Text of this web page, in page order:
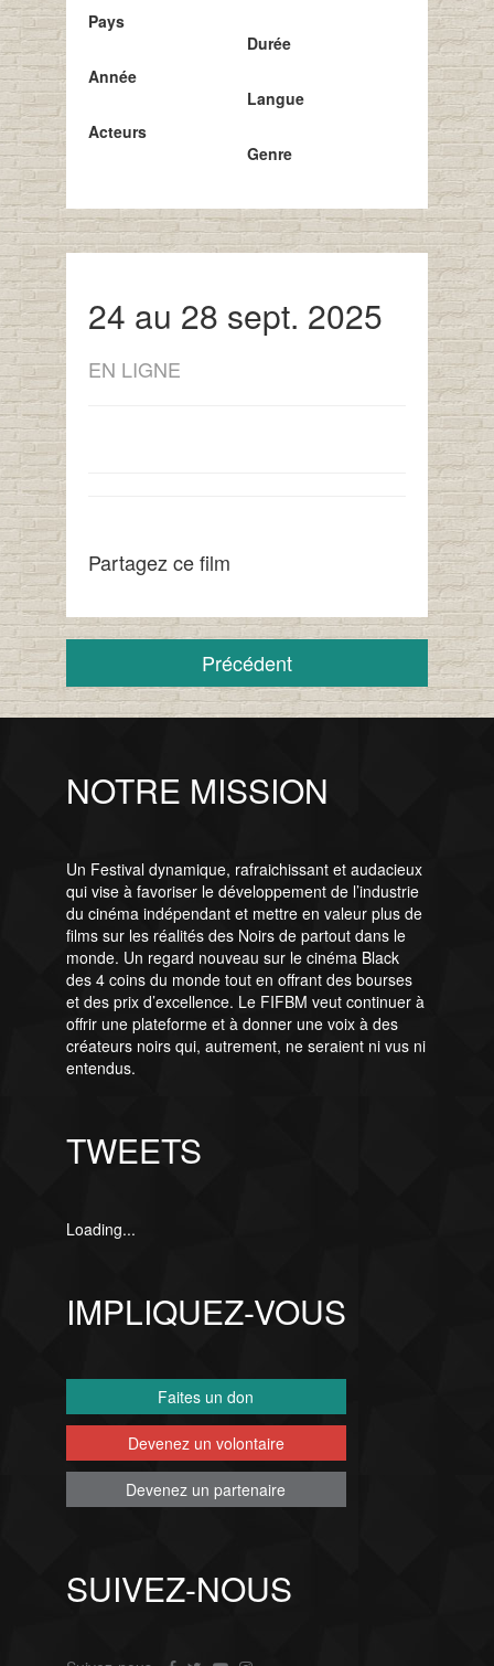
Pays
Année
Acteurs
Durée
Langue
Genre
24 au 28 sept. 2025
EN LIGNE
Partagez ce film
Précédent
NOTRE MISSION
Un Festival dynamique, rafraichissant et audacieux
qui vise à favoriser le développement de l’industrie
du cinéma indépendant et mettre en valeur plus de
films sur les réalités des Noirs de partout dans le
monde. Un regard nouveau sur le cinéma Black
des 4 coins du monde tout en offrant des bourses
et des prix d’excellence. Le FIFBM veut continuer à
offrir une plateforme et à donner une voix à des
créateurs noirs qui, autrement, ne seraient ni vus ni
entendus.
TWEETS
Loading...
IMPLIQUEZ-VOUS
Faites un don
Devenez un volontaire
Devenez un partenaire
SUIVEZ-NOUS